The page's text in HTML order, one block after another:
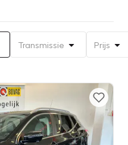
Transmissie Prijs